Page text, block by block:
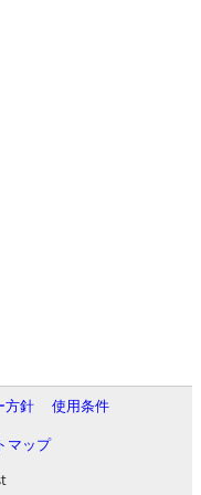
方針
使用条件
マップ